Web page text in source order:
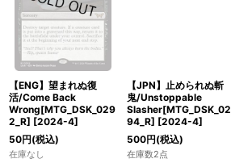
【ENG】望まれぬ復
活/Come Back
Wrong[MTG_DSK_029
2_R] [2024-4]
50円(税込)
在庫なし
【JPN】止められぬ斬
鬼/Unstoppable
Slasher[MTG_DSK_02
94_R] [2024-4]
500円(税込)
在庫数2点